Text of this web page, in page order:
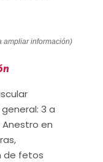
ampliar información)
3 a
Anestro en
de fetos